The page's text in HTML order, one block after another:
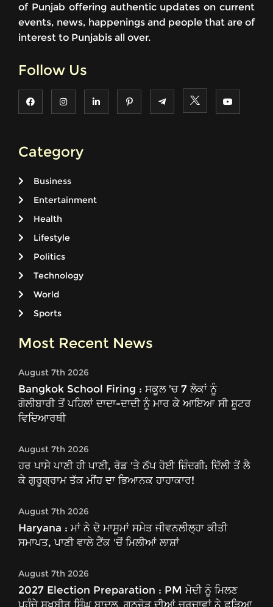
of Punjab offering authentic updates on current
events, news, happenings and people that are of
interest to Punjabis all over.
Follow Us
Category
Business
Entertainment
Health
Lifestyle
Politics
Technology
World
Sports
Most Recent News
August 7th 2026
Bangkok School Firing : ਸਕੂਲ 'ਚ 7 ਲੋਕਾਂ ਨੂੰ
ਗੋਲੀਬਾਰੀ ਤੋਂ ਪਹਿਲਾਂ ਦਾਦਾ-ਦਾਦੀ ਨੂੰ ਮਾਰ ਕੇ ਆਇਆ ਸੀ ਸ਼ੂਟਰ
ਵਿਦਿਆਰਥੀ
August 7th 2026
ਹਰ ਪਾਸੇ ਪਾਣੀ ਹੀ ਪਾਣੀ, ਰੋਡ 'ਤੇ ਠੱਪ ਹੋਈ ਜ਼ਿੰਦਗੀ: ਦਿੱਲੀ ਤੋਂ ਲੈ
ਕੇ ਗੁਰੂਗ੍ਰਾਮ ਤੱਕ ਮੀਂਹ ਦਾ ਭਿਆਨਕ ਹਾਹਾਕਾਰ!
August 7th 2026
Haryana : ਮਾਂ ਨੇ ਦੋ ਮਾਸੂਮਾਂ ਸਮੇਤ ਜੀਵਨਲੀਲ੍ਹਾ ਕੀਤੀ
ਸਮਾਪਤ, ਪਾਣੀ ਵਾਲੇ ਟੈਂਕ 'ਚੋਂ ਮਿਲੀਆਂ ਲਾਸ਼ਾਂ
August 7th 2026
2027 Election Preparation : PM ਮੋਦੀ ਨੂੰ ਮਿਲਣ